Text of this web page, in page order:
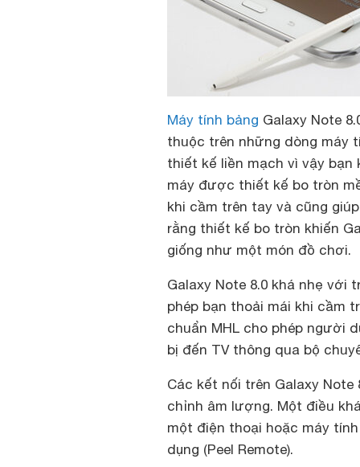
Máy tính bảng Galaxy Note
thuộc trên những dòng máy
thiết kế liền mạch vì vậy bạn
máy được thiết kế bo tròn
khi cầm trên tay và cũng
rằng thiết kế bo tròn khiến
giống như một món đồ chơi.
Galaxy Note 8.0 khá nhẹ với
phép bạn thoải mái khi cầm
chuẩn MHL cho phép người
bị đến TV thông qua bộ
Các kết nối trên Galaxy
chỉnh âm lượng. Một điều
một điện thoại hoặc máy
dụng (Peel Remote).